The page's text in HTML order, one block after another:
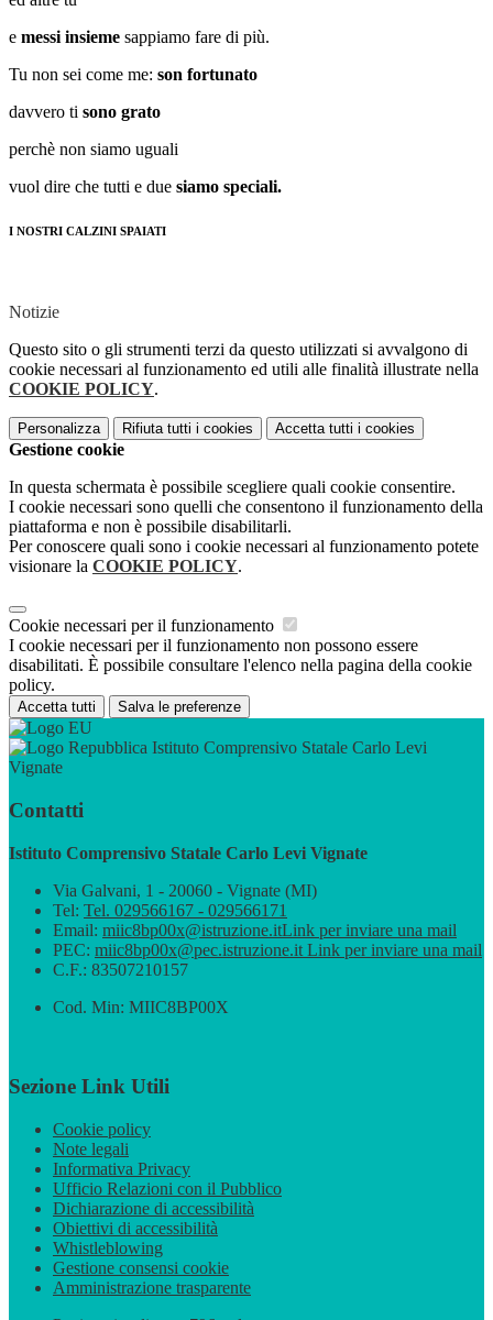
e messi insieme sappiamo fare di più.
Tu non sei come me: son fortunato
davvero ti sono grato
perchè non siamo uguali
vuol dire che tutti e due siamo speciali.
I NOSTRI CALZINI SPAIATI
Notizie
Questo sito o gli strumenti terzi da questo utilizzati si avvalgono di
cookie necessari al funzionamento ed utili alle finalità illustrate nella
COOKIE POLICY.
Personalizza Rifiuta tutti i cookies Accetta tutti i cookies
Gestione cookie
In questa schermata è possibile scegliere quali cookie consentire.
I cookie necessari sono quelli che consentono il funzionamento della
piattaforma e non è possibile disabilitarli.
Per conoscere quali sono i cookie necessari al funzionamento potete
visionare la COOKIE POLICY.
Cookie necessari per il funzionamento
I cookie necessari per il funzionamento non possono essere
disabilitati. È possibile consultare l'elenco nella pagina della cookie
policy.
Accetta tutti Salva le preferenze
Istituto Comprensivo Statale Carlo Levi
Vignate
Contatti
Istituto Comprensivo Statale Carlo Levi Vignate
Via Galvani, 1 - 20060 - Vignate (MI)
Tel: Tel. 029566167 - 029566171
Email: miic8bp00x@istruzione.itLink per inviare una mail
PEC: miic8bp00x@pec.istruzione.it Link per inviare una mail
C.F.: 83507210157
Cod. Min: MIIC8BP00X
Sezione Link Utili
Cookie policy
Note legali
Informativa Privacy
Ufficio Relazioni con il Pubblico
Dichiarazione di accessibilità
Obiettivi di accessibilità
Whistleblowing
Gestione consensi cookie
Amministrazione trasparente